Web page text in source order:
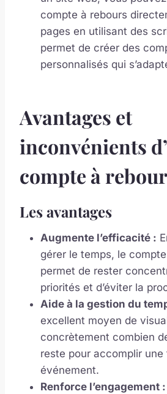
compte à rebours
pages en utilisant des
permet de créer des
personnalisés qui
Avantages et
inconvénients
compte à
Les avantages
Augmente l’efficacité :
gérer le temps, le
permet de rester
priorités et d’éviter la
Aide à la gestion du
excellent moyen de
concrètement combien
reste pour accomplir une
événement.
Renforce l’engagement :